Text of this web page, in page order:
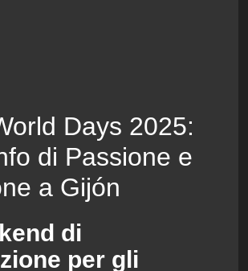
Days 2025:
di Passione e
a Gijón
di
per gli